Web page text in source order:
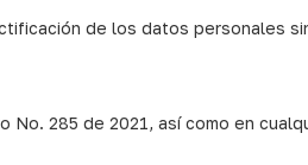
de los datos personales
285 de 2021, así como en